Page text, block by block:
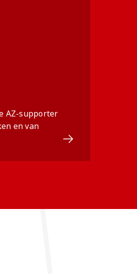
AZ-supporter
en van
Ga naar Fan items